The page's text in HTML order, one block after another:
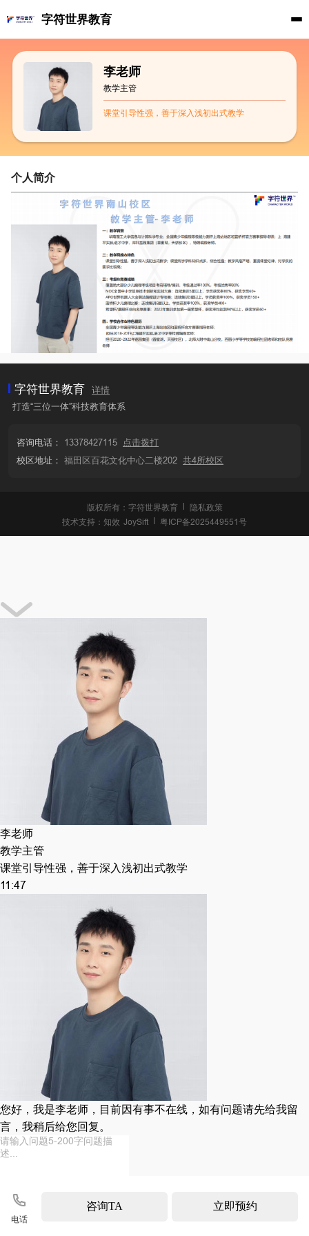
字符世界教育
李老师
教学主管
课堂引导性强，善于深入浅初出式教学
个人简介
字符世界教育
详情
打造“三位一体”科技教育体系
咨询电话： 13378427115
点击拨打
校区地址： 福田区百花文化中心二楼202 共4所校区
版权所有：字符世界教育
隐私政策
技术支持： 知效 JoySift 粤ICP备2025449551号

电话
咨询TA 立即预约
李老师
教学主管
课堂引导性强，善于深入浅初出式教学
11:47
您好，我是李老师，目前因有事不在线，如有问题请先给我留
言，我稍后给您回复。